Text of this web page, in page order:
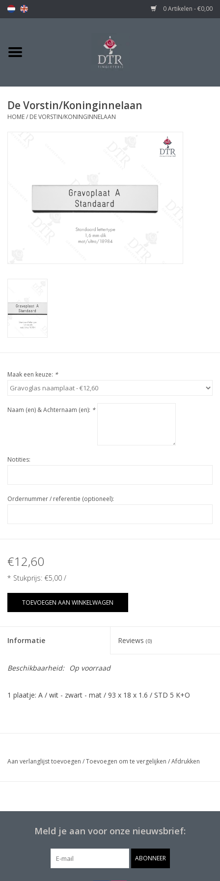
0 Artikelen - €0,00
De Vorstin/Koninginnelaan
HOME/ DE VORSTIN/KONINGINNELAAN
Maak een keuze: *
Naam (en) & Achternaam (en): *
Notities:
Ordernummer / referentie (optioneel):
€12,60
* Stukprijs: €5,00 /
TOEVOEGEN AAN WINKELWAGEN
Informatie Reviews (0)
Beschikbaarheid: Op voorraad
1 plaatje: A / wit - zwart - mat / 93 x 18 x 1.6 / STD 5 K+O
Aan verlanglijst toevoegen /Toevoegen om te vergelijken /Afdrukken
Meld je aan voor onze nieuwsbrief:
ABONNEER